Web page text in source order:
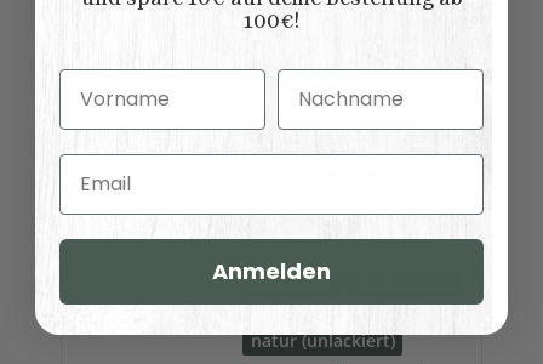
100% Nadelholz
(Fichte/Tanne)
Sideboards
Möbelstil:
Vintage
Romantisch
Landhausmöbel:
Anrichten
natur (unlackiert)
100€!
Vorname Nachname
Email
Anmelden